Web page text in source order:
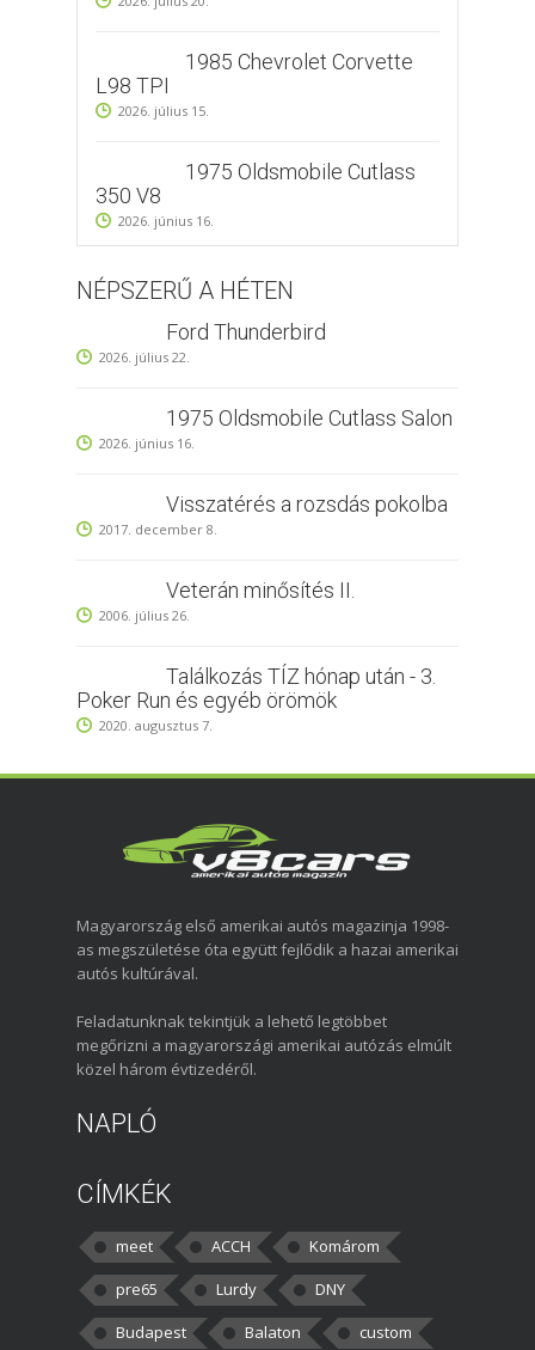
1985 Chevrolet Corvette
L98 TPI
2026. július 15.
1975 Oldsmobile Cutlass
350 V8
2026. június 16.
NÉPSZERŰ A HÉTEN
Ford Thunderbird
2026. július 22.
1975 Oldsmobile Cutlass Salon
2026. június 16.
Visszatérés a rozsdás pokolba
2017. december 8.
Veterán minősítés II.
2006. július 26.
Találkozás TÍZ hónap után - 3.
Poker Run és egyéb örömök
2020. augusztus 7.
Magyarország első amerikai autós magazinja 1998-
as megszületése óta együtt fejlődik a hazai amerikai
autós kultúrával.
Feladatunknak tekintjük a lehető legtöbbet
megőrizni a magyarországi amerikai autózás elmúlt
közel három évtizedéről.
NAPLÓ
CÍMKÉK
meet ACCH
Komárom
pre65
Lurdy
DNY
Budapest
Balaton custom